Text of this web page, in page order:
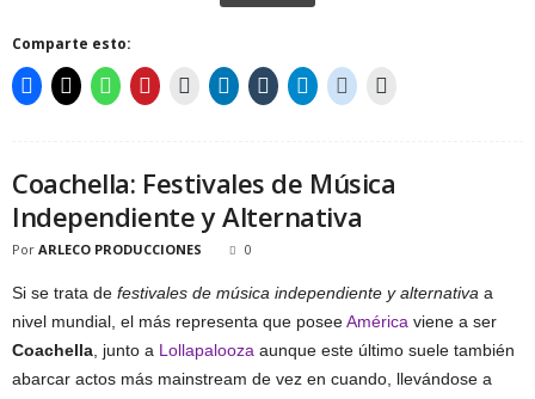
Comparte esto:
Coachella: Festivales de Música
Independiente y Alternativa
Por ARLECO PRODUCCIONES 0
Si se trata de festivales de música independiente y alternativa a
nivel mundial, el más representa que poseeAmérica viene a ser
Coachella , junto a Lollapalooza aunque este último suele también
abarcar actos más mainstream de vez en cuando, llevándose a